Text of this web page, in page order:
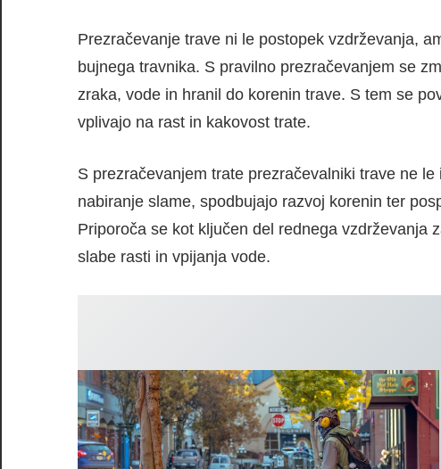
Prezračevanje trave ni le postopek vzdrževanja,
bujnega travnika. S pravilno prezračevanjem se
zraka, vode in hranil do korenin trave. S tem se
vplivajo na rast in kakovost trate.
S prezračevanjem trate prezračevalniki trave ne
nabiranje slame, spodbujajo razvoj korenin ter
Priporoča se kot ključen del rednega vzdrževanja
slabe rasti in vpijanja vode.